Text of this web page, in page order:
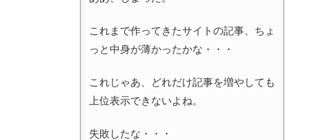
これまで作ってきたサイトの記事、ちょ
っと中身が薄かったかな・・・
これじゃあ、どれだけ記事を増やしても
上位表示できないよね。
失敗したな・・・